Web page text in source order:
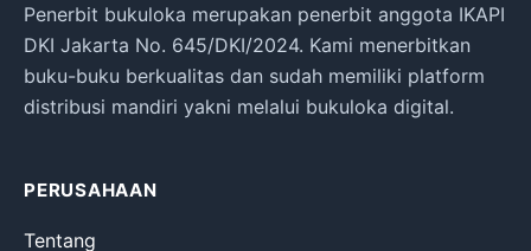
Penerbit bukuloka merupakan penerbit anggota IKAPI
DKI Jakarta No. 645/DKI/2024. Kami menerbitkan
buku-buku berkualitas dan sudah memiliki platform
distribusi mandiri yakni melalui bukuloka digital.
PERUSAHAAN
Tentang